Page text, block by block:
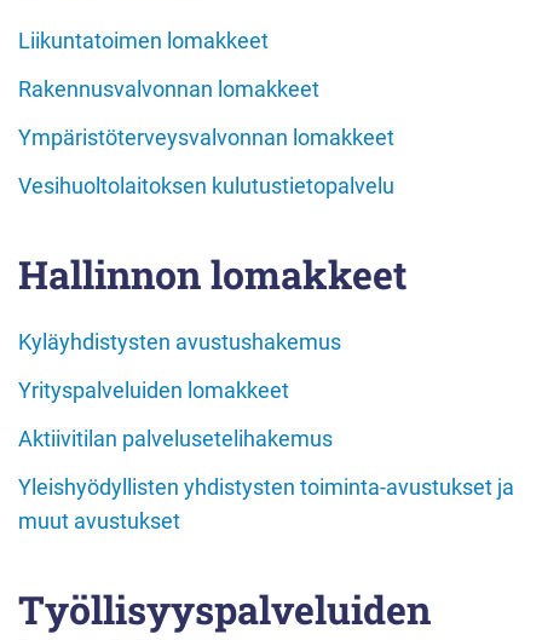
Liikuntatoimen lomakkeet
Rakennusvalvonnan lomakkeet
Ympäristöterveysvalvonnan lomakkeet
Vesihuoltolaitoksen kulutustietopalvelu
Hallinnon lomakkeet
Kyläyhdistysten avustushakemus
Yrityspalveluiden lomakkeet
Aktiivitilan palvelusetelihakemus
Yleishyödyllisten yhdistysten toiminta-avustukset ja
muut avustukset
Työllisyyspalveluiden